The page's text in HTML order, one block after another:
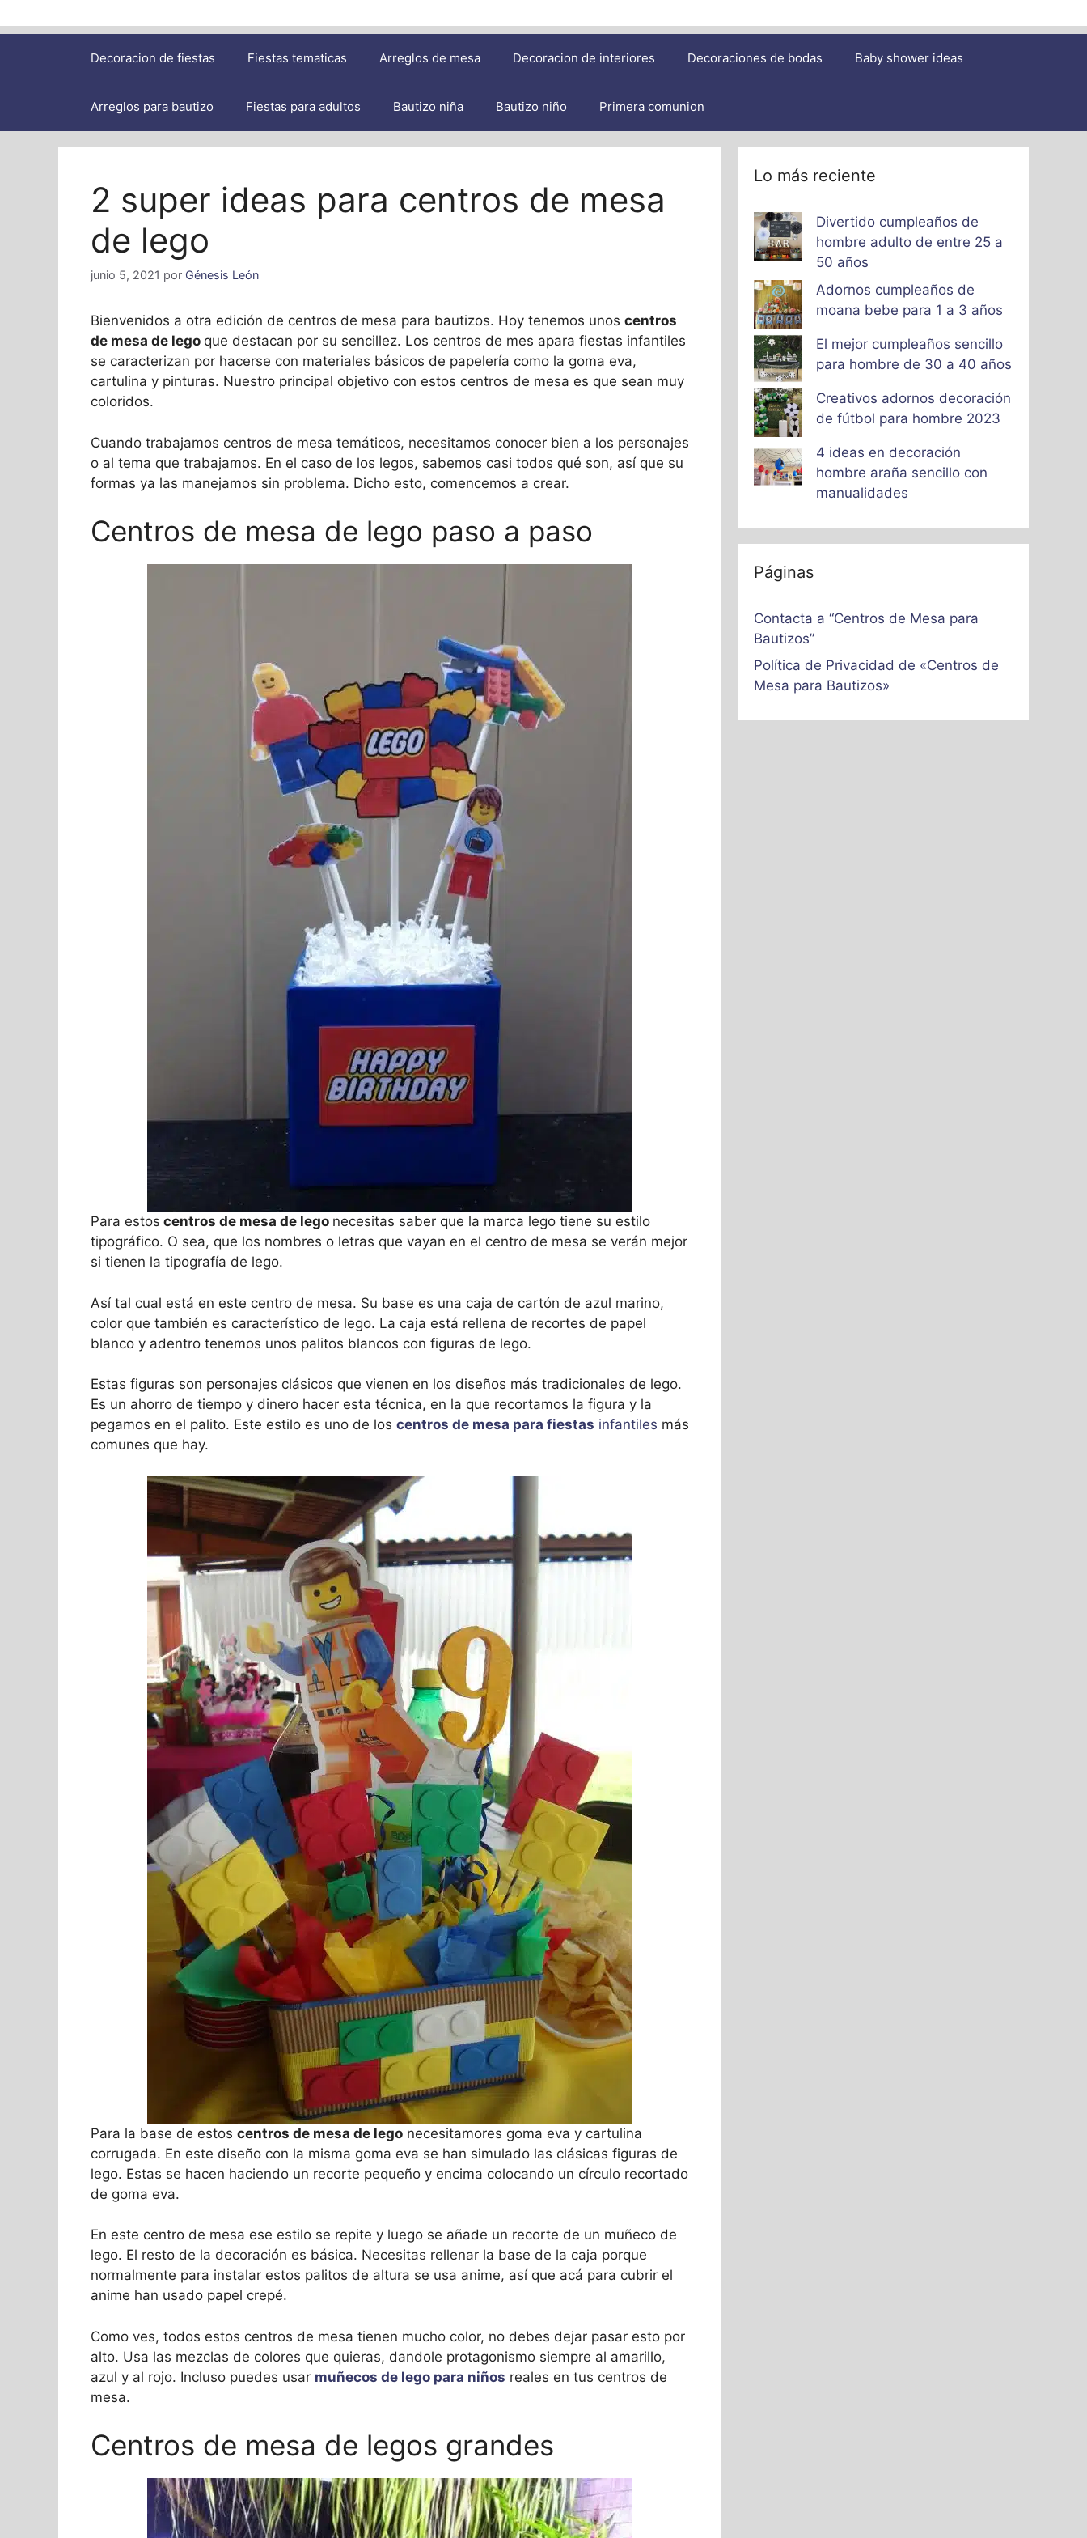
Decoracion de fiestas Fiestas tematicas Arreglos de mesa Decoracion de interiores Decoraciones de bodas Baby shower ideas
Arreglos para bautizo Fiestas para adultos Bautizo niña Bautizo niño Primera comunion
2 super ideas para centros de mesa
de lego
junio 5, 2021 por Génesis León
Bienvenidos a otra edición de centros de mesa para bautizos. Hoy tenemos unos centros
de mesa de lego que destacan por su sencillez. Los centros de mes apara fiestas infantiles
se caracterizan por hacerse con materiales básicos de papelería como la goma eva,
cartulina y pinturas. Nuestro principal objetivo con estos centros de mesa es que sean muy
coloridos.
Cuando trabajamos centros de mesa temáticos, necesitamos conocer bien a los personajes
o al tema que trabajamos. En el caso de los legos, sabemos casi todos qué son, así que su
formas ya las manejamos sin problema. Dicho esto, comencemos a crear.
Centros de mesa de lego paso a paso
Para estos centros de mesa de lego necesitas saber que la marca lego tiene su estilo
tipográfico. O sea, que los nombres o letras que vayan en el centro de mesa se verán mejor
si tienen la tipografía de lego.
Así tal cual está en este centro de mesa. Su base es una caja de cartón de azul marino,
color que también es característico de lego. La caja está rellena de recortes de papel
blanco y adentro tenemos unos palitos blancos con figuras de lego.
Estas figuras son personajes clásicos que vienen en los diseños más tradicionales de lego.
Es un ahorro de tiempo y dinero hacer esta técnica, en la que recortamos la figura y la
pegamos en el palito. Este estilo es uno de los centros de mesa para fiestas infantiles más
comunes que hay.
Para la base de estos centros de mesa de lego necesitamores goma eva y cartulina
corrugada. En este diseño con la misma goma eva se han simulado las clásicas figuras de
lego. Estas se hacen haciendo un recorte pequeño y encima colocando un círculo recortado
de goma eva.
En este centro de mesa ese estilo se repite y luego se añade un recorte de un muñeco de
lego. El resto de la decoración es básica. Necesitas rellenar la base de la caja porque
normalmente para instalar estos palitos de altura se usa anime, así que acá para cubrir el
anime han usado papel crepé.
Como ves, todos estos centros de mesa tienen mucho color, no debes dejar pasar esto por
alto. Usa las mezclas de colores que quieras, dandole protagonismo siempre al amarillo,
azul y al rojo. Incluso puedes usar muñecos de lego para niños reales en tus centros de
mesa.
Centros de mesa de legos grandes
Lo más reciente
Divertido cumpleaños de
hombre adulto de entre 25 a
50 años
Adornos cumpleaños de
moana bebe para 1 a 3 años
El mejor cumpleaños sencillo
para hombre de 30 a 40 años
Creativos adornos decoración
de fútbol para hombre 2023
4 ideas en decoración
hombre araña sencillo con
manualidades
Páginas
Contacta a “Centros de Mesa para
Bautizos”
Política de Privacidad de «Centros de
Mesa para Bautizos»